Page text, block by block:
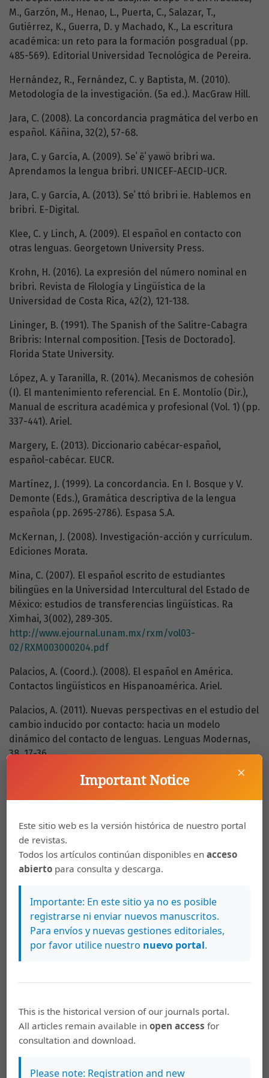
M., Garzón, M., Henao, L., Puerta, C., Salazar, T.,
Gutiérrez, K., Guerra, D. y Machado, K., La escritura
académica: un reto para la formación posgradual (pp.
485-569). Editorial Universidad Tecnológica de Pereira.
Hernández, R., Fernández, C. y Baptista, M. (2010).
Metodología de la investigación. (5a ed.). MacGraw Hill.
Jara, C. (2008). La concordancia pragmática del verbo en
español. Káñina, 32(2), 57-68.
Jara, C. y García, A. (2009). Seˈ ẽˈ yawö bribri wa.
Aprendamos la lengua bribri. UNICEF-AECID-UCR.
Jara, C. y García, A. (2013). Seˈ ttö́ bribri ie. Hablemos en
bribri. E-Digital.
Klee, C. y Linch, A. (2009). El español en contacto con
otras lenguas. Georgetown University Press.
Krohn, H. (2016). La expresión del número nominal en
bribri. Revista de Filología y Lingüística de la
Universidad de Costa Rica, 42(2), 121-138.
Lininger, B. (1991). The Spanish of the Salitre-Cabagra
Bribris: Internal composition. [Tesis de Doctorado].
Florida State University.
López, A. y Taranilla, R. (2014). Mecanismos de cohesión
(I). El mantenimiento referencial. En E. Montolío (Dir.),
Manual de escritura académica y profesional (Vol. 1) (pp.
337-441). Ariel.
Margery, E. (2013). Diccionario cabécar-español,
español-cabécar. EUCR.
Martínez, J. (1999). La concordancia. En I. Bosque y V.
Demonte (Eds.), Gramática descriptiva de la lengua
española (pp. 2695-2786). Espasa S.A.
McKernan, J. (2008). Investigación-acción y currículum.
Ediciones Morata.
Mina, C. (2007). El español escrito de estudiantes
bilingües en la Universidad Intercultural del Estado de
México: estudios de transferencias lingüísticas. Ra
Ximhai, 3(002), 289-305.
http://www.ejournal.unam.mx/rxm/vol03-
02/RXM003000204.pdf
Palacios, A. (Coord.). (2008). El español en América.
Contactos lingüísticos en Hispanoamérica. Ariel.
Palacios, A. (2011). Nuevas perspectivas en el estudio del
cambio inducido por contacto: hacia un modelo
dinámico del contacto de lenguas. Lenguas Modernas,
38, 17-36.
http://www.lenguasmodernas.uchile.cl/index.php/LM/article/viewFile/30722/32473
estudiantes indígenas y no indígenas. Perfiles
Educativos, 44(177), 39-57.
https://doi.org/10.22201/iisue.24486167e.2022.177.60078
Pérez. M. (2016). La expresión escrita de los estudiantes
universitarios bilingües (español-lengua indígena).
Revista Mexicana de Investigación Educativa, 21(70),
847-879.
https://www.scielo.org.mx/pdf/rmie/v21n70/1405-6666-
rmie-21-70-00847.pdf
escrita del estudiante universitario costarricense.
Salvador, J. (2018). Interferencia de la marcación de
género y número gramatical del totonaco en la escritura
×
Important Notice
Este sitio web es la versión histórica de nuestro portal
de revistas.
Todos los artículos continúan disponibles enacceso
abierto para consulta y descarga.
Importante: En este sitio ya no es posible
registrarse ni enviar nuevos manuscritos.
Para envíos y nuevas gestiones editoriales,
por favor utilice nuestro nuevo portal.
This is the historical version of our journals portal.
All articles remain available inopen access for
consultation and download.
Please note: Registration and new